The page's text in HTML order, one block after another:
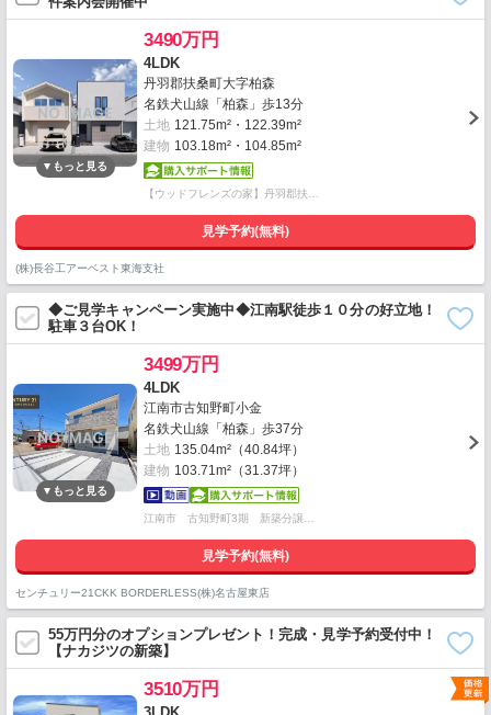
3490万円
4LDK
丹羽郡扶桑町大字柏森
名鉄犬山線「柏森」歩13分
土地 121.75m²・122.39m²
建物 103.18m²・104.85m²
【ウッドフレンズの家】丹羽郡扶…
見学予約(無料)
(株)長谷工アーベスト東海支社
◆ご見学キャンペーン実施中◆江南駅徒歩１０分の好立地！
駐車３台OK！
3499万円
4LDK
江南市古知野町小金
名鉄犬山線「柏森」歩37分
土地 135.04m²（40.84坪）
建物 103.71m²（31.37坪）
江南市 古知野町3期 新築分譲…
見学予約(無料)
センチュリー21CKK BORDERLESS(株)名古屋東店
55万円分のオプションプレゼント！完成・見学予約受付中！
【ナカジツの新築】
3510万円